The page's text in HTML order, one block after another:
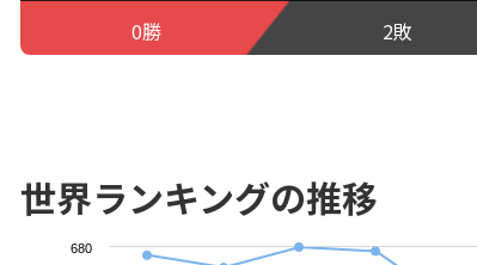
0勝
2敗
世界ランキングの推移
680